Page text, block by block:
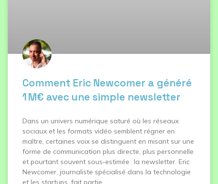
Comment Eric Newcomer a généré
1 M€ avec une simple newsletter
Dans un univers numérique saturé où les réseaux
sociaux et les formats vidéo semblent régner en
maître, certaines voix se distinguent en misant sur une
forme de communication plus directe, plus personnelle
et pourtant souvent sous‑estimée : la newsletter. Eric
Newcomer, journaliste spécialisé dans la technologie